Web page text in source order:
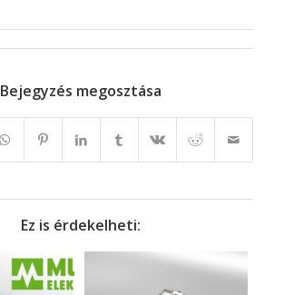
Bejegyzés megosztása
Ez is érdekelheti: